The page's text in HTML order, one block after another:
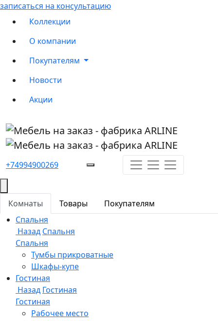
записаться на консультацию
Коллекции
О компании
Покупателям
Новости
Акции
+74994900269